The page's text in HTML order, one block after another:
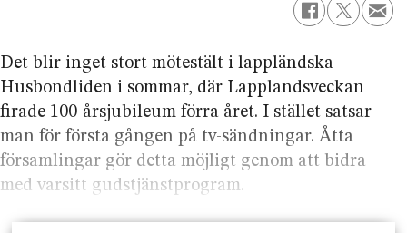
Det blir inget stort mötestält i lappländska
Husbondliden i sommar, där Lapplandsveckan
firade 100-årsjubileum förra året. I stället satsar
man för första gången på tv-sändningar. Åtta
församlingar gör detta möjligt genom att bidra
med varsitt gudstjänstprogram.